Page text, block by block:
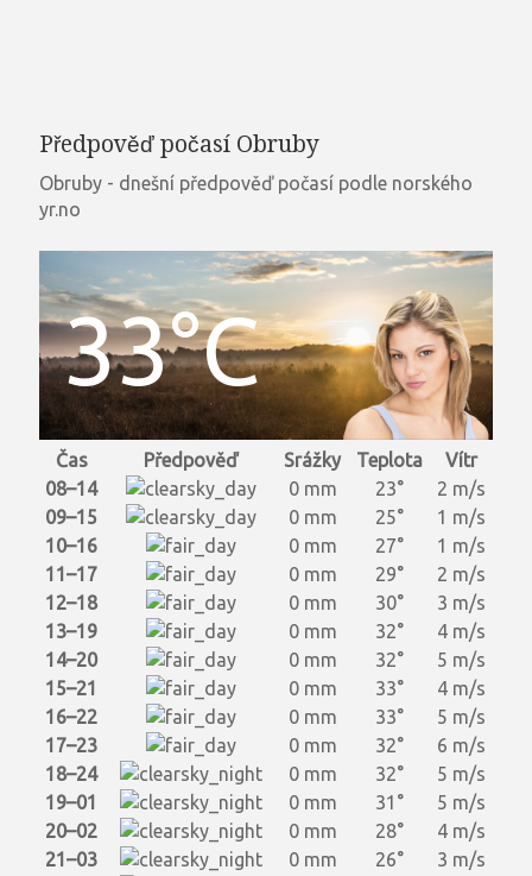
Předpověď počasí Obruby
Obruby - dnešní předpověď počasí podle norského
yr.no
33°C
Čas Předpověď Srážky Teplota
Vítr
08–14
0 mm 23°
2 m/s
09–15
0 mm 25°
1 m/s
10–16
0 mm 27°
1 m/s
11–17
0 mm 29°
2 m/s
12–18
0 mm 30°
3 m/s
13–19
0 mm 32°
4 m/s
14–20
0 mm 32°
5 m/s
15–21
0 mm 33°
4 m/s
16–22
0 mm 33°
5 m/s
17–23
0 mm 32°
6 m/s
18–24
0 mm 32°
5 m/s
19–01
0 mm 31°
5 m/s
20–02
0 mm 28°
4 m/s
21–03
0 mm 26°
3 m/s